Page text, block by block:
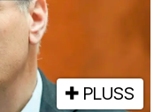
PLUSS